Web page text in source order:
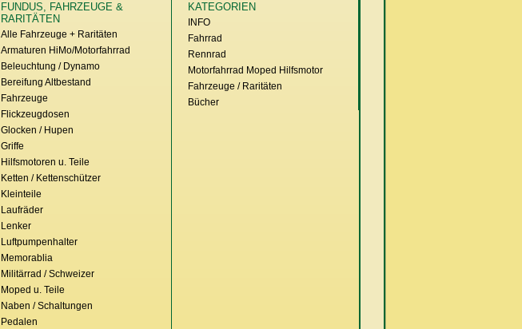
FUNDUS, FAHRZEUGE &
RARITÄTEN
Alle Fahrzeuge + Raritäten
Armaturen HiMo/Motorfahrrad
Beleuchtung / Dynamo
Bereifung Altbestand
Fahrzeuge
Flickzeugdosen
Glocken / Hupen
Griffe
Hilfsmotoren u. Teile
Ketten / Kettenschützer
Kleinteile
Laufräder
Lenker
Luftpumpenhalter
Memorablia
Militärrad / Schweizer
Moped u. Teile
Naben / Schaltungen
Pedalen
KATEGORIEN
INFO
Fahrrad
Rennrad
Motorfahrrad Moped Hilfsmotor
Fahrzeuge / Raritäten
Bücher